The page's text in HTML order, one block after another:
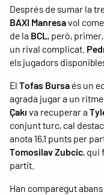
Després de sumar la
BAXI Manresavol
de la BCL, però,
un rival complicat.
els jugadors
El Tofas Bursaés un
agrada jugar a un
Çakı va recuperar a
conjunt turc, cal
anota 16,1 punts per
Tomosilav Zubcic, qui
partit.
Han comparegut